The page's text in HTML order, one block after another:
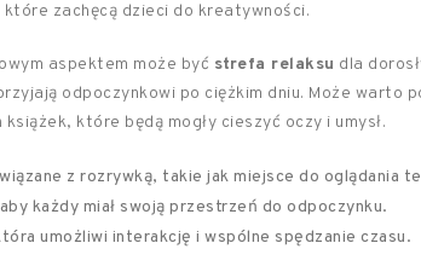
zachęcą dzieci do kreatywności.
aspektem może być strefa relaksu dla
odpoczynkowi po ciężkim dniu. Może warto
które będą mogły cieszyć oczy i umysł.
z rozrywką, takie jak miejsce do oglądania
każdy miał swoją przestrzeń do odpoczynku.
umożliwi interakcję i wspólne spędzanie czasu.